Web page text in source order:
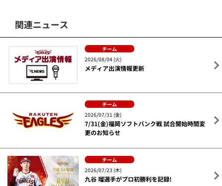
関連ニュース
チーム
2026/08/04 (火)
メディア出演情報更新
チーム
2026/07/31 (金)
7/31(金)福岡ソフトバンク戦 試合開始時間変
更のお知らせ
チーム
2026/07/23 (木)
九谷 瑠選手がプロ初勝利を記録!